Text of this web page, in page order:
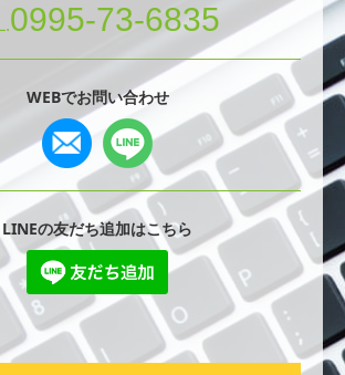
0995-73-6835
WEBでお問い合わせ
LINEの友だち追加はこちら